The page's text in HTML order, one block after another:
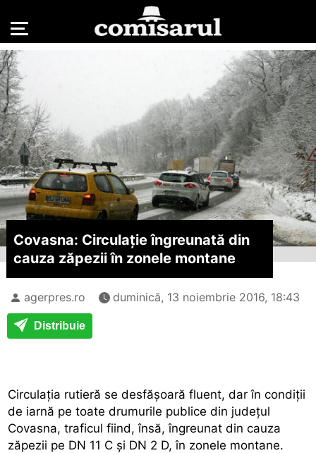
Covasna: Circulație îngreunată din
cauza zăpezii în zonele montane
agerpres.ro duminică, 13 noiembrie 2016, 18:43
Distribuie
Circulația rutieră se desfășoară fluent, dar în condiții
de iarnă pe toate drumurile publice din județul
Covasna, traficul fiind, însă, îngreunat din cauza
zăpezii pe DN 11 C și DN 2 D, în zonele montane.